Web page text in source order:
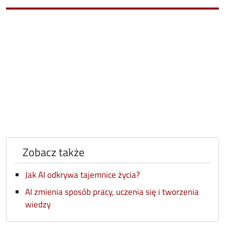
Zobacz także
Jak AI odkrywa tajemnice życia?
AI zmienia sposób pracy, uczenia się i tworzenia
wiedzy